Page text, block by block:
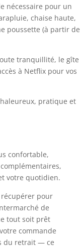
nécessaire pour un
chaise haute,
poussette (à partir de
tranquillité, le gîte
à Netflix pour vos
pratique et
confortable,
votre quotidien.
récupérer pour
de
tout soit prêt
commande
du retrait — ce